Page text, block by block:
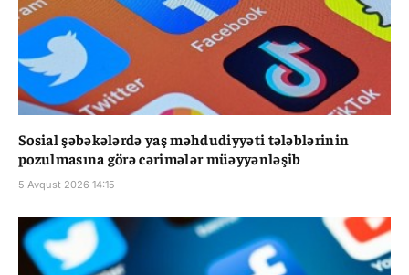
Sosial şəbəkələrdə yaş məhdudiyyəti tələblərinin
pozulmasına görə cərimələr müəyyənləşib
5 Avqust 2026 14:15